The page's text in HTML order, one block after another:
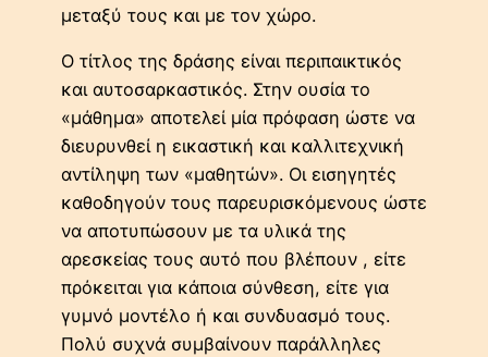
μεταξύ τους και με τον χώρο.
Ο τίτλος της δράσης είναι περιπαικτικός
και αυτοσαρκαστικός. Στην ουσία το
«μάθημα» αποτελεί μία πρόφαση ώστε να
διευρυνθεί η εικαστική και καλλιτεχνική
αντίληψη των «μαθητών». Οι εισηγητές
καθοδηγούν τους παρευρισκόμενους ώστε
να αποτυπώσουν με τα υλικά της
αρεσκείας τους αυτό που βλέπουν , είτε
πρόκειται για κάποια σύνθεση, είτε για
γυμνό μοντέλο ή και συνδυασμό τους.
Πολύ συχνά συμβαίνουν παράλληλες